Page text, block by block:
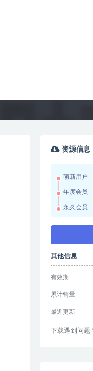
资源信息
萌新用户
年度会员
永久会员
其他信息
有效期
累计销量
最近更新
下载遇到问